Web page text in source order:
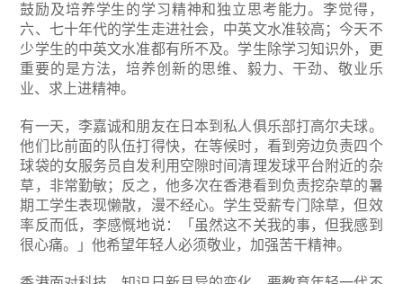
鼓励及培养学生的学习精神和独立思考能力。李觉得，
六、七十年代的学生走进社会，中英文水准较高；今天不
少学生的中英文水准都有所不及。学生除学习知识外，更
重要的是方法，培养创新的思维、毅力、干劲、敬业乐
业、求上进精神。
有一天，李嘉诚和朋友在日本到私人俱乐部打高尔夫球。
他们比前面的队伍打得快，在等候时，看到旁边负责四个
球袋的女服务员自发利用空隙时间清理发球平台附近的杂
草，非常勤敏；反之，他多次在香港看到负责挖杂草的暑
期工学生表现懒散，漫不经心。学生受薪专门除草，但效
率反而低，李感慨地说：「虽然这不关我的事，但我感到
很心痛。」他希望年轻人必须敬业，加强苦干精神。